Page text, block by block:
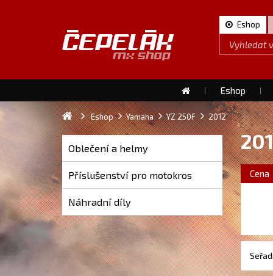
Eshop
Eshop
Eshop Yamaha YZ 250F 2012
Oblečení a helmy
Příslušenství pro motokros
Náhradní díly
Cena